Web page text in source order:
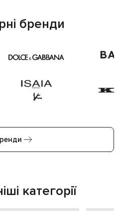
бренди
категорії